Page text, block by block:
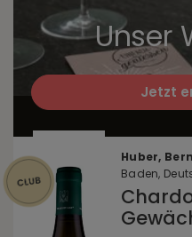
Unser
Jetzt
Huber,
Baden,